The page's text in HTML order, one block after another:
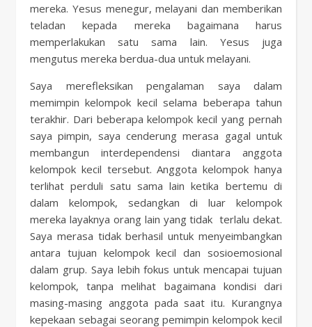
mereka. Yesus menegur, melayani dan memberikan
teladan kepada mereka bagaimana harus
memperlakukan satu sama lain. Yesus juga
mengutus mereka berdua-dua untuk melayani.
Saya merefleksikan pengalaman saya dalam
memimpin kelompok kecil selama beberapa tahun
terakhir. Dari beberapa kelompok kecil yang pernah
saya pimpin, saya cenderung merasa gagal untuk
membangun interdependensi diantara anggota
kelompok kecil tersebut. Anggota kelompok hanya
terlihat perduli satu sama lain ketika bertemu di
dalam kelompok, sedangkan di luar kelompok
mereka layaknya orang lain yang tidak terlalu dekat.
Saya merasa tidak berhasil untuk menyeimbangkan
antara tujuan kelompok kecil dan sosioemosional
dalam grup. Saya lebih fokus untuk mencapai tujuan
kelompok, tanpa melihat bagaimana kondisi dari
masing-masing anggota pada saat itu. Kurangnya
kepekaan sebagai seorang pemimpin kelompok kecil